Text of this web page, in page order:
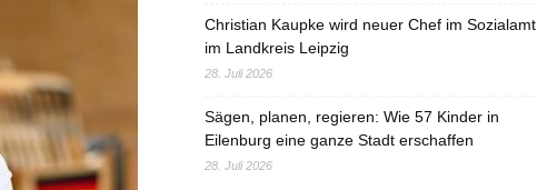
Christian Kaupke wird neuer Chef im Sozialamt
im Landkreis Leipzig
28. Juli 2026
Sägen, planen, regieren: Wie 57 Kinder in
Eilenburg eine ganze Stadt erschaffen
28. Juli 2026